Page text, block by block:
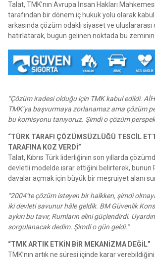
Talat, TMK’nın Avrupa İnsan Hakları
tarafından bir dönem iç hukuk yolu olarak
arkasında çözüm odaklı siyaset ve
hatırlatarak, bugün gelinen noktada bu
“Çözüm iradesi olduğu için TMK kabul edildi.
TMK’ya başvurmaya zorlanamaz ama çözüm
bu komisyonu tanıyoruz. Şimdi o çözüm
“TÜRK TARAFI ÇÖZÜMSÜZLÜĞÜ TESCİL
TARAFINA KOZ VERDİ”
Talat, Kıbrıs Türk liderliğinin son yıllarda
devletli modelde ısrar ettiğini belirterek, bunun
davalar açmak için büyük bir meşruiyet alanı
“2004’te çözüm isteyen bir halkken, şimdi
iki devleti savunur hâle geldik. BM Güvenlik
aykırı bu tavır, Rumların elini güçlendirdi.
sorgulanacak dedim. Şimdi o gün geldi.”
“TMK ARTIK ETKİN BİR MEKANİZMA DEĞİL”
TMK’nın artık ne süresi içinde karar